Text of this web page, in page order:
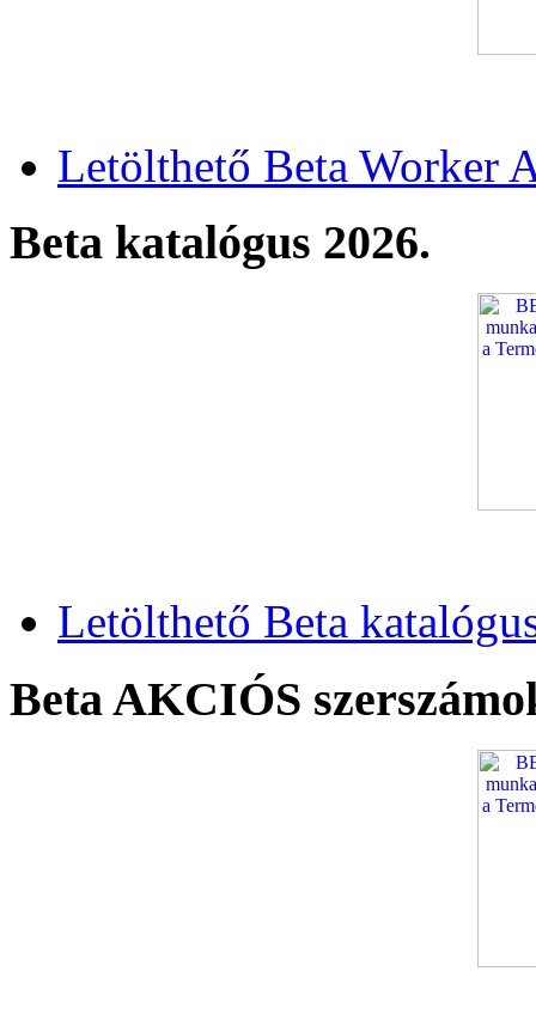
Letölthető Beta Worker
Beta katalógus 2026.
Letölthető Beta
Beta AKCIÓS